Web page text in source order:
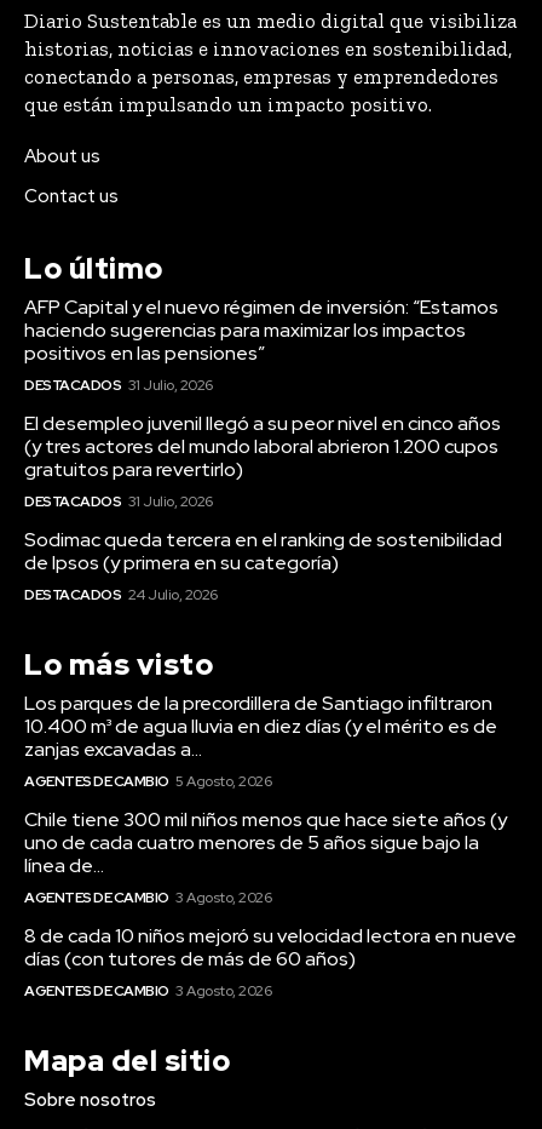
Diario Sustentable es un medio digital que visibiliza
historias, noticias e innovaciones en sostenibilidad,
conectando a personas, empresas y emprendedores
que están impulsando un impacto positivo.
About us
Contact us
Lo último
AFP Capital y el nuevo régimen de inversión: “Estamos
haciendo sugerencias para maximizar los impactos
positivos en las pensiones”
DESTACADOS 31 Julio, 2026
El desempleo juvenil llegó a su peor nivel en cinco años
(y tres actores del mundo laboral abrieron 1.200 cupos
gratuitos para revertirlo)
DESTACADOS 31 Julio, 2026
Sodimac queda tercera en el ranking de sostenibilidad
de Ipsos (y primera en su categoría)
DESTACADOS 24 Julio, 2026
Lo más visto
Los parques de la precordillera de Santiago infiltraron
10.400 m³ de agua lluvia en diez días (y el mérito es de
zanjas excavadas a...
AGENTES DE CAMBIO 5 Agosto, 2026
Chile tiene 300 mil niños menos que hace siete años (y
uno de cada cuatro menores de 5 años sigue bajo la
línea de...
AGENTES DE CAMBIO 3 Agosto, 2026
8 de cada 10 niños mejoró su velocidad lectora en nueve
días (con tutores de más de 60 años)
AGENTES DE CAMBIO 3 Agosto, 2026
Mapa del sitio
Sobre nosotros